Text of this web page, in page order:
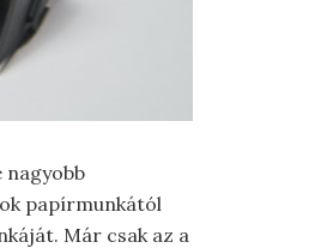
nagyobb
papírmunkától
Már csak az a